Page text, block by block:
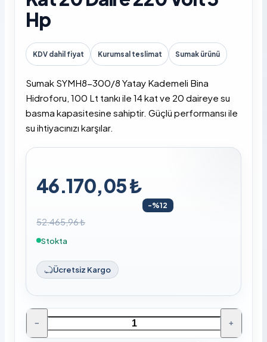
Hp
KDV dahil fiyat Kurumsal teslimat Sumak ürünü
Sumak SYMH8-300/8 Yatay Kademeli Bina
Hidroforu, 100 Lt tankı ile 14 kat ve 20 daireye su
basma kapasitesine sahiptir. Güçlü performansı ile
su ihtiyacınızı karşılar.
46.170,05 ₺
-%12
52.465,96 ₺
Stokta
Ücretsiz Kargo
− +